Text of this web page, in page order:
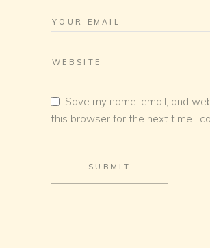
Save my name, email, and
this browser for the next time I
SUBMIT